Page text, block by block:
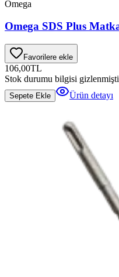
Omega
Omega SDS Plus
Favorilere ekle
106,00TL
Stok durumu bilgisi
Sepete Ekle Ürün detayı